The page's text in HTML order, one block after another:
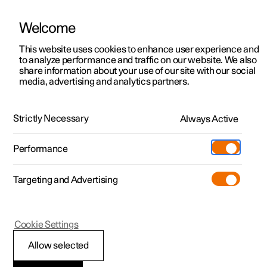
Polestar 2
Polestar 3
Polestar 4
Pre-owned
Shop
Meer
Testrit
Aanbiedingen voor
Testrit
Aanbiedingen voor
Polestar 4 coupé
Ontdek Polestar 4
Testrit
Bekijk onze stockwagens
Aanbiedingen voor
Ontdek Polestar 5
Over pre-owned
Pre-owned aanbiedingen
Aanbiedingen voor particulieren
Aanbiedingen voor
professionelen
Bekijk onze stockwagens
Configureer
Pre-owned
Testrit
Additionals
(Opent in een nieuw venster)
Experiences
Ontmoet ons
Servicepunten
Opladen
Support
HandleidingVideogalerijSoftware-updates
Gebruikersprofielen voor de auto
Polestar 3
Een profiel toevoegen
Welcome
This website uses cookies to enhance user experience and
to analyze performance and traffic on our website. We also
share information about your use of our site with our social
media, advertising and analytics partners.
Strictly Necessary Always Active
Performance
Targeting and Advertising
Allow selected
Cookie Settings